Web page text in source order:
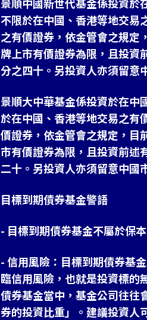
不限於在中國、香港等地交易
之有價證券，依金管會之規定
牌上市有價證券為限，且投資
分之四十。另投資人亦須留意
景順大中華基金係投資於在中
於在中國、香港等地交易之有
價證券，依金管會之規定，目
市有價證券為限，且投資前述
二十。另投資人亦須留意中國
目標到期債券基金警語
- 目標到期債券基金不屬於保
- 信用風險：目標到期債券基
臨信用風險，也就是投資標的
債券基金當中，基金公司往往
券的投資比重」。建議投資人